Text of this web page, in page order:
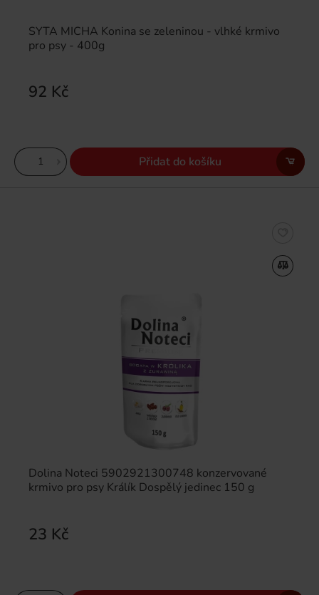
SYTA MICHA Konina se zeleninou - vlhké krmivo
pro psy - 400g
92 Kč
Přidat do košíku
Dolina Noteci 5902921300748 konzervované
krmivo pro psy Králík Dospělý jedinec 150 g
23 Kč